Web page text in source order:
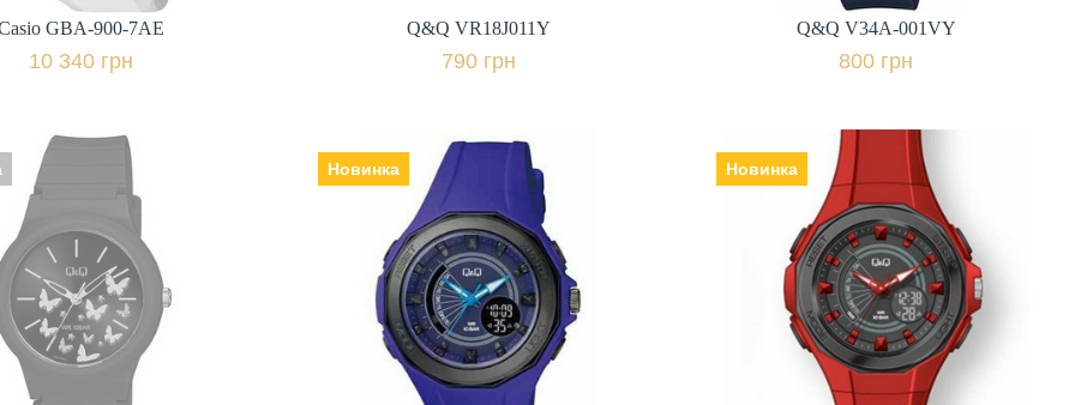
GBA-900-7AE
10 340 грн
Q&Q VR18J011Y
790 грн
Q&Q V34A-001VY
800 грн
Q&Q V34A-002VY
Японія, Механізм:
пластикове,
| браслет: полімер,
Гарантія: 12 міс.,
Новинка
Q&Q GW91J006Y
Виробник: Японія, Механізм:
кварцеві, Скло: пластикове,
Ремінець | браслет: полімер,
Гарантія: 12 міс.,
1 970 грн.
Новинка
Q&Q GW91J007Y
Виробник: Японія, Механізм:
кварцеві, Скло: пластикове,
Ремінець | браслет: полімер,
Гарантія: 12 міс.,
1 970 грн.